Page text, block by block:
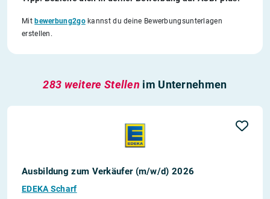
Mitbewerbung2gokannst du deine Bewerbungsunterlagen
erstellen.
283 weitere Stellen im Unternehmen
Ausbildung zum Verkäufer (m/w/d) 2026
EDEKA Scharf